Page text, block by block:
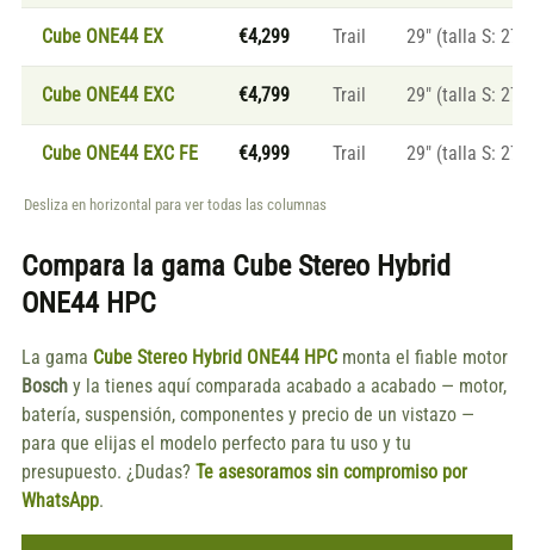
Cube ONE44 EX €4,299 Trail 29″ (talla S:
Cube ONE44 EXC €4,799 Trail 29″ (talla S:
Cube ONE44 EXC FE €4,999 Trail 29″ (talla S:
Desliza en horizontal para ver todas las columnas
Compara la gama Cube Stereo Hybrid
ONE44 HPC
La gama Cube Stereo Hybrid ONE44 HPCmonta el fiable motor
Boschy la tienes aquí comparada acabado a acabado — motor,
batería, suspensión, componentes y precio de un vistazo —
para que elijas el modelo perfecto para tu uso y tu
presupuesto. ¿Dudas? Te asesoramos sin compromiso por
WhatsApp.